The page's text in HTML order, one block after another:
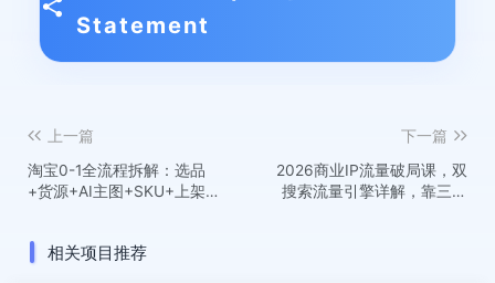
Statement
上一篇
淘宝0-1全流程拆解：选品
+货源+AI主图+SKU+上架
下一篇
2026商业IP流量破局课，双
搜索流量引擎详解，靠三大
相关项目推荐